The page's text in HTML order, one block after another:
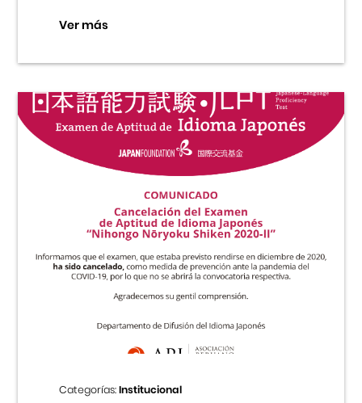
Ver más
Categorías:Institucional